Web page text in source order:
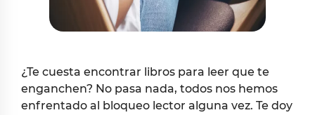
¿Te cuesta encontrar libros para leer que te
enganchen? No pasa nada, todos nos hemos
enfrentado al bloqueo lector alguna vez. Te doy